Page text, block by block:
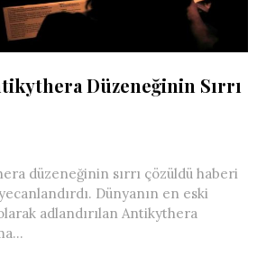
Düzeneğinin Sırrı
düzeneğinin sırrı çözüldü haberi
Dünyanın en eski
adlandırılan Antikythera